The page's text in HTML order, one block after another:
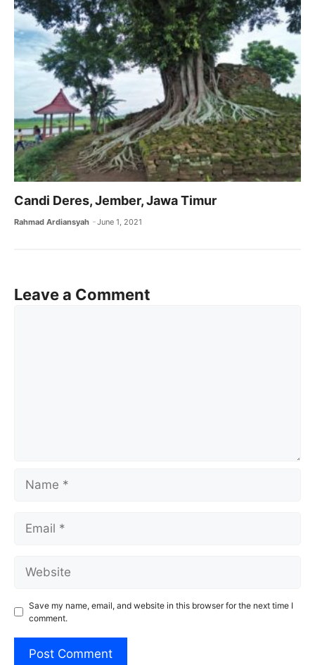
Candi Deres, Jember, Jawa Timur
Rahmad Ardiansyah June 1, 2021
Leave a Comment
Save my name, email, and website in this browser for the next time I
comment.